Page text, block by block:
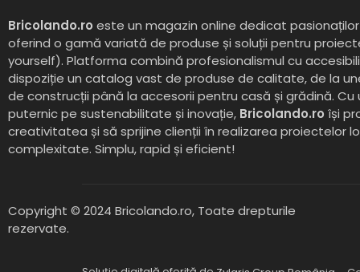
Bricolando.ro este un magazin online dedicat
oferind o gamă variată de produse și soluții pentru
yourself). Platforma combină profesionalismul cu
dispoziție un catalog vast de produse de calitate, de la
de construcții până la accesorii pentru casă și grădină. Cu
puternic pe sustenabilitate și inovație, Bricolando.ro își
creativitatea și să sprijine clienții în realizarea proiectelor
complexitate. Simplu, rapid și eficient!
Copyright © 2024 Bricolando.ro, Toate drepturile
rezervate.